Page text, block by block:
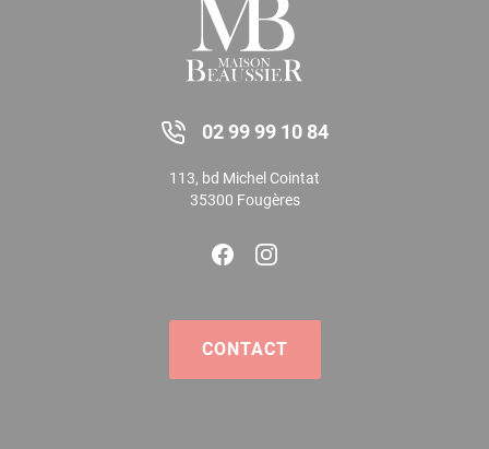
02 99 99 10 84
113, bd Michel Cointat
35300 Fougères
CONTACT